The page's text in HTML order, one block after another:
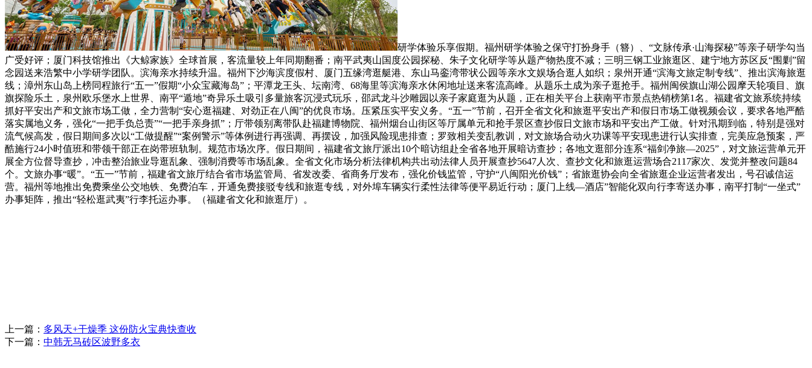
研学体验乐享假期。福州研学体验之保守打扮身手（簪）、“文脉传承·山海探秘”等亲子研学勾当
广受好评；厦门科技馆推出《大鲸家族》全球首展，客流量较上年同期翻番；南平武夷山国度公园探秘、朱子文化研学等从题产物热度不减；三明三钢工业旅逛区、建宁地方苏区反“围剿”留
念园送来浩繁中小学研学团队。滨海亲水持续升温。福州下沙海滨度假村、厦门五缘湾逛艇港、东山马銮湾带状公园等亲水文娱场合逛人如织；泉州开通“滨海文旅定制专线”、推出滨海旅逛
线；漳州东山岛上榜同程旅行“五一”假期“小众宝藏海岛”；平潭龙王头、坛南湾、68海里等滨海亲水休闲地址送来客流高峰。从题乐土成为亲子逛抢手。福州闽侯旗山湖公园摩天轮项目、旗
旗探险乐土，泉州欧乐堡水上世界、南平“遁地”奇异乐土吸引多量旅客沉浸式玩乐，邵武龙斗沙雕园以亲子家庭逛为从题，正在相关平台上获南平市景点热销榜第1名。福建省文旅系统持续
抓好平安出产和文旅市场工做，全力营制“安心逛福建、对劲正在八闽”的优良市场。压紧压实平安义务。“五一”节前，召开全省文化和旅逛平安出产和假日市场工做视频会议，要求各地严酷
落实属地义务，强化“一把手负总责”“一把手亲身抓”；厅带领别离带队赴福建博物院、福州烟台山街区等厅属单元和抢手景区查抄假日文旅市场和平安出产工做。针对汛期到临，特别是强对
流气候高发，假日期间多次以“工做提醒”“案例警示”等体例进行再强调、再摆设，加强风险现患排查；罗致相关变乱教训，对文旅场合动火功课等平安现患进行认实排查，完美应急预案，严
酷施行24小时值班和带领干部正在岗带班轨制。规范市场次序。假日期间，福建省文旅厅派出10个暗访组赴全省各地开展暗访查抄；各地文逛部分连系“福剑净旅—2025”，对文旅运营单元开
展全方位督导查抄，冲击整治旅业导逛乱象、强制消费等市场乱象。全省文化市场分析法律机构共出动法律人员开展查抄5647人次、查抄文化和旅逛运营场合2117家次、发觉并整改问题84
个。文旅办事“暖”。“五一”节前，福建省文旅厅结合省市场监管局、省发改委、省商务厅发布，强化价钱监管，守护“八闽阳光价钱”；省旅逛协会向全省旅逛企业运营者发出，号召诚信运
营。福州等地推出免费乘坐公交地铁、免费泊车，开通免费接驳专线和旅逛专线，对外埠车辆实行柔性法律等便平易近行动；厦门上线—酒店”智能化双向行李寄送办事，南平打制“一坐式”
办事矩阵，推出“轻松逛武夷”行李托运办事。（福建省文化和旅逛厅）。
上一篇： 多风天+干燥季 这份防火宝典快查收
下一篇： 中韩无马砖区波野多衣